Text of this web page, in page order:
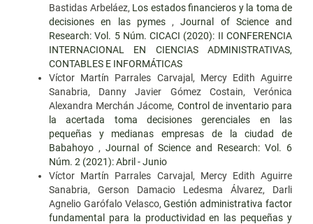
Bastidas Arbeláez, Los estados financieros y la toma de
decisiones en las pymes ,Journal of Science and
Research: Vol. 5 Núm. CICACI (2020): II CONFERENCIA
INTERNACIONAL EN CIENCIAS ADMINISTRATIVAS,
CONTABLES E INFORMÁTICAS
Víctor Martín Parrales Carvajal, Mercy Edith Aguirre
Sanabria, Danny Javier Gómez Costain, Verónica
Alexandra Merchán Jácome, Control de inventario para
la acertada toma decisiones gerenciales en las
pequeñas y medianas empresas de la ciudad de
Babahoyo , Journal of Science and Research: Vol. 6
Núm. 2 (2021): Abril - Junio
Víctor Martín Parrales Carvajal, Mercy Edith Aguirre
Sanabria, Gerson Damacio Ledesma Álvarez, Darli
Agnelio Garófalo Velasco,Gestión administrativa factor
fundamental para la productividad en las pequeñas y